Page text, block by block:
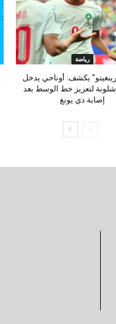
رياضة
يكشف: أوناحي يدخل
لتعزيز خط الوسط بعد
إصابة دي يونغ